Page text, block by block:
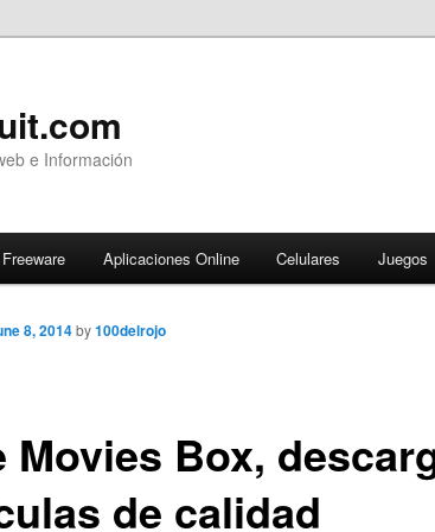
e Información
Freeware Aplicaciones Online Celulares Juegos
Movies Box,
de calidad
8, 2014 by100delrojo